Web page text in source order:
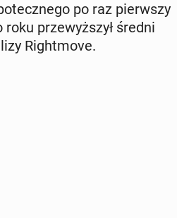
po raz pierw­szy
roku prze­wyż­szył średni
Ri­ght­mo­ve.